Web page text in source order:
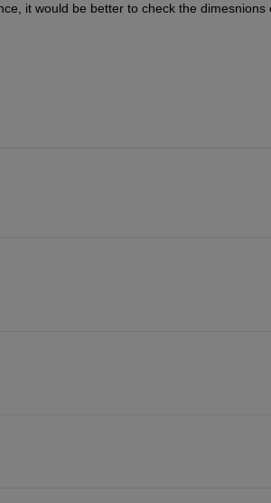
it would be better to check the dimesnions